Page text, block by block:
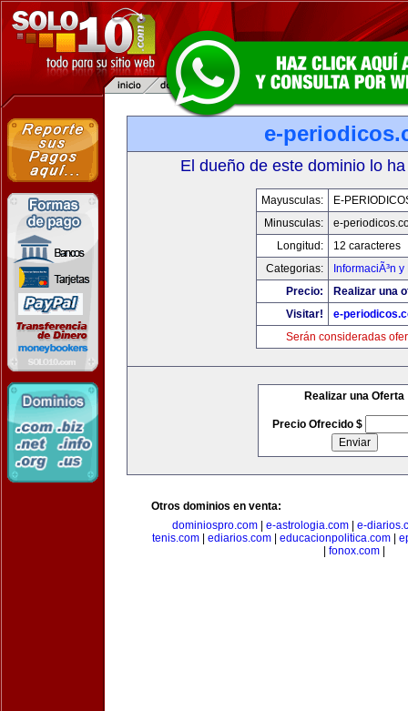
e-
El dueño de este dominio lo
Mayusculas:
E-
Minusculas:
e-
Longitud:
12 caracteres
Categorias:
InformaciÃ³n
Precio:
Realizar una
Visitar!
e-
Serán consideradas
Realizar una Oferta
Precio Ofrecido $
Otros dominios en venta:
dominiospro.com
e-astrologia.com
e-
tenis.com
ediarios.com educacionpolitica.com
fonox.com